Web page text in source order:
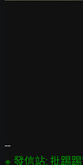
※ 發信站: 批踢